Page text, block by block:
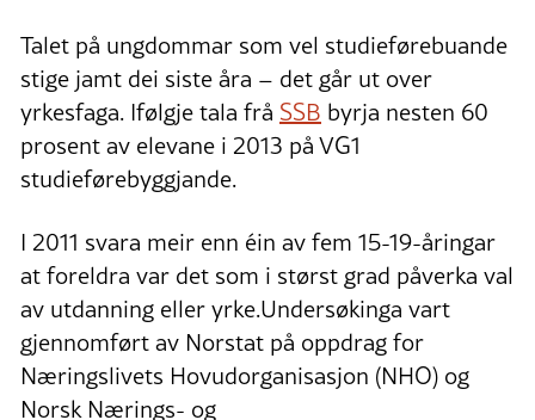
Talet på ungdommar som vel studieførebuande
stige jamt dei siste åra – det går ut over
yrkesfaga. Ifølgje tala frå SSB byrja nesten 60
prosent av elevane i 2013 på VG1
studieførebyggjande.
I 2011 svara meir enn éin av fem 15-19-åringar
at foreldra var det som i størst grad påverka val
av utdanning eller yrke.Undersøkinga vart
gjennomført av Norstat på oppdrag for
Næringslivets Hovudorganisasjon (NHO) og
Norsk Nærings- og